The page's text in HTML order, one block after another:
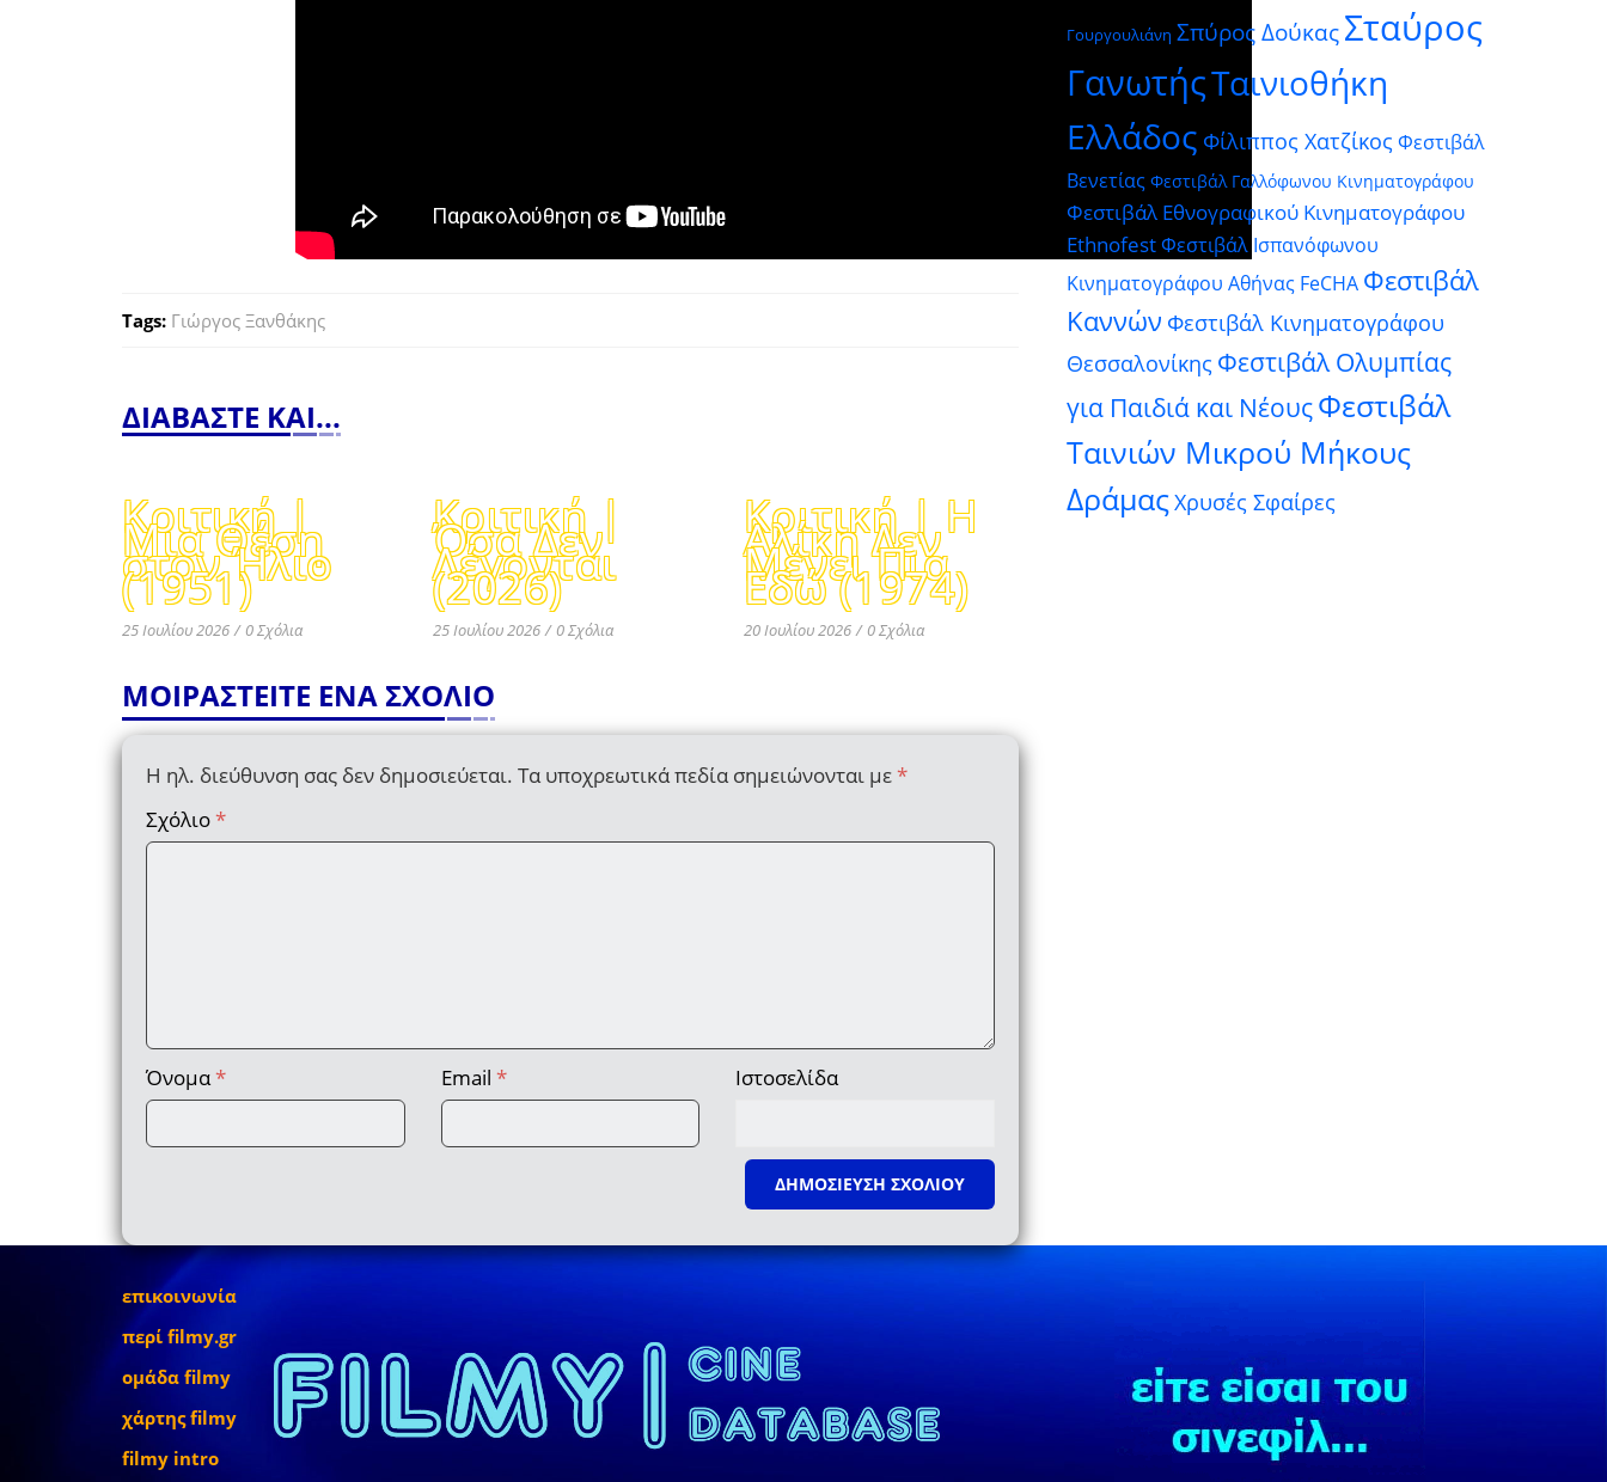
Tags: Γιώργος Ξανθάκης
ΔΙΑΒΑΣΤΕ ΚΑΙ...
Κριτική |
Μια Θέση
στον Ήλιο
(1951)
25 Ιουλίου 2026 / 0 Σχόλια
Κριτική |
Όσα Δεν
Λέγονται
(2026)
25 Ιουλίου 2026 / 0 Σχόλια
Κριτική | Η
Αλίκη Δεν
Μένει Πια
Εδώ (1974)
20 Ιουλίου 2026 / 0 Σχόλια
ΜΟΙΡΑΣΤΕΙΤΕ ΕΝΑ ΣΧΟΛΙΟ
Η ηλ. διεύθυνση σας δεν δημοσιεύεται. Τα υποχρεωτικά πεδία σημειώνονται με*
Σχόλιο*
Όνομα* Email * Ιστοσελίδα
Γουργουλιάνη Σπύρος ΔούκαςΣταύρος
ΓανωτήςΤαινιοθήκη
Ελλάδος Φίλιππος Χατζίκος Φεστιβάλ
Βενετίας Φεστιβάλ Γαλλόφωνου Κινηματογράφου
Φεστιβάλ Εθνογραφικού Κινηματογράφου
EthnofestΦεστιβάλ Ισπανόφωνου
Κινηματογράφου Αθήνας FeCHA Φεστιβάλ
Καννών Φεστιβάλ Κινηματογράφου
Θεσσαλονίκης Φεστιβάλ Ολυμπίας
για Παιδιά και ΝέουςΦεστιβάλ
Ταινιών Μικρού Μήκους
ΔράμαςΧρυσές Σφαίρες
επικοινωνία
περί filmy.gr
ομάδα filmy
χάρτης filmy
filmy intro